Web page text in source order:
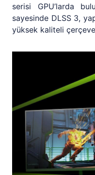
serisi GPU’larda
sayesinde DLSS 3,
yüksek kaliteli